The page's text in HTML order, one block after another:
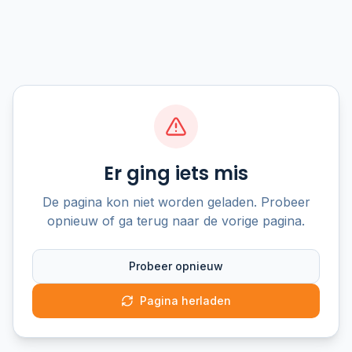
Er ging iets mis
De pagina kon niet worden geladen. Probeer
opnieuw of ga terug naar de vorige pagina.
Probeer opnieuw
Pagina herladen